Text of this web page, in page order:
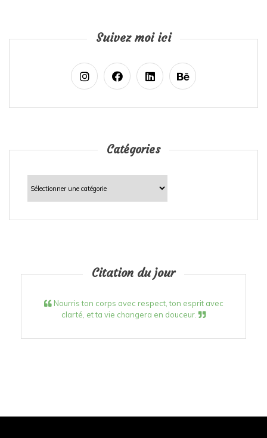
Suivez moi ici
Catégories
Catégories
Citation du jour
Nourris ton corps avec respect, ton esprit avec
clarté, et ta vie changera en douceur.